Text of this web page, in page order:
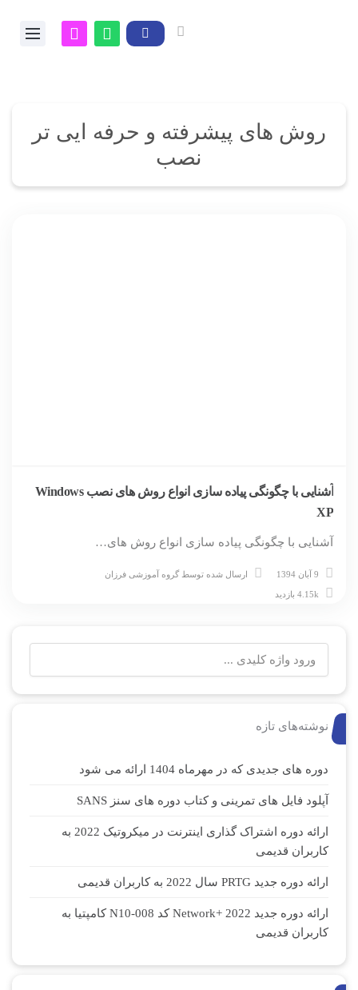
روش های پیشرفته و حرفه ایی تر
نصب
آشنایی با چگونگی پیاده سازی انواع روش های نصب Windows
XP
آشنایی با چگونگی پیاده سازی انواع روش های…
9 آبان 1394 ارسال شده توسط گروه آموزشی فرزان
نوشته‌های تازه
دوره های جدیدی که در مهرماه 1404 ارائه می شود
آپلود فایل های تمرینی و کتاب دوره های سنز SANS
ارائه دوره اشتراک گذاری اینترنت در میکروتیک 2022 به
کاربران قدیمی
ارائه دوره جدید PRTG سال 2022 به کاربران قدیمی
ارائه دوره جدید Network+ 2022 کد N10-008 کامپتیا به
کاربران قدیمی